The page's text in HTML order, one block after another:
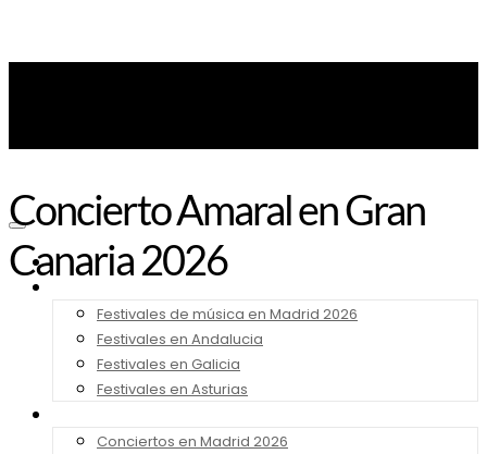
Noticias
Festivales de música en Madrid 2026
Festivales en Andalucia
Festivales en Galicia
Festivales en Asturias
Conciertos en Madrid 2026
Concierto Amaral en Gran
Canaria 2026